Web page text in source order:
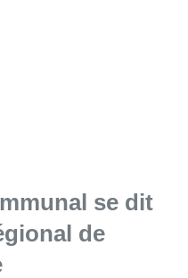
se dit
de